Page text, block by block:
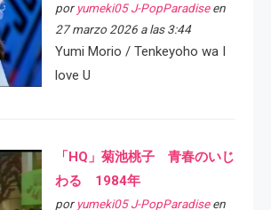
por yumeki05 J-PopParadiseen
27 marzo 2026 a las 3:44
Yumi Morio / Tenkeyoho wa I
love U
「HQ」菊池桃子 青春のいじ
わる 1984年
por yumeki05 J-PopParadiseen